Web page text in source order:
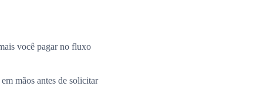
você pagar no fluxo
mãos antes de solicitar